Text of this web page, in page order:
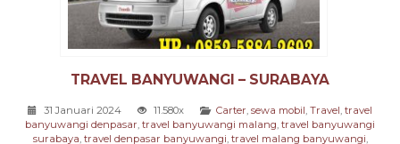
TRAVEL BANYUWANGI – SURABAYA
31 Januari 2024 11.580x Carter sewa mobil Travel travel
banyuwangi denpasar travel banyuwangi malang travel banyuwangi
surabaya travel denpasar banyuwangi travel malang banyuwangi